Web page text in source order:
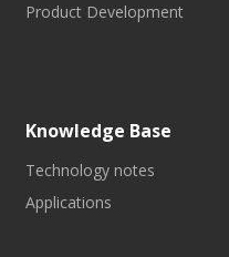
Product Development
Knowledge Base
Technology notes
Applications